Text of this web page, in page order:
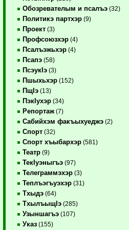
Обозревателым и псалъэ (32)
Политикэ партхэр (9)
Проект (3)
Профсоюзхэр (4)
Псалъэжьхэр (4)
Псапэ (58)
ПсэукIэ (3)
Пшыхьхэр (152)
ПщIэ (13)
ПэкIухэр (34)
Репортаж (7)
Сабийхэм факъыхуеджэ (2)
Спорт (32)
Спорт хъыбархэр (581)
Театр (9)
ТекIуэныгъэ (97)
Телеграммэхэр (3)
Теплъэгъуэхэр (31)
Тхыдэ (64)
ТхылъыщIэ (285)
Узыншагъэ (107)
Указ (155)